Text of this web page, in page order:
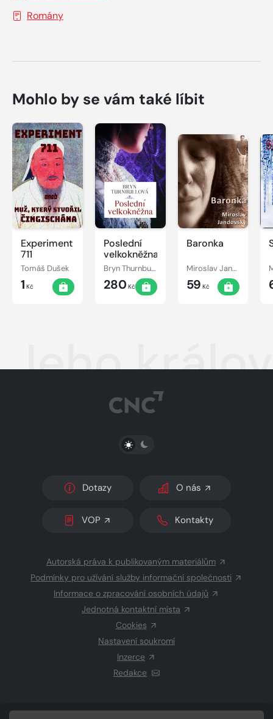
Romány
Mohlo by se vám také líbit
Experiment
711
Tomáš Dušek
1 Kč
Poslední
velkokněžna
Bryn Thurnbullová
280Kč
Baronka
Miroslav Jandovský
59 Kč
Jeho
PŘEPNOUT SVĚTLÝ/TMAVÝ REŽIM
Dotazy O nás
VOP Kontakty
Autorská práva k publikovaným materiálům
Podmínky pro užívání služby informační společnosti
Informace o zpracování osobních údajů
Jednotná kontaktní místa
Cookies
Nastavení soukromí
Inzerce
Redakce